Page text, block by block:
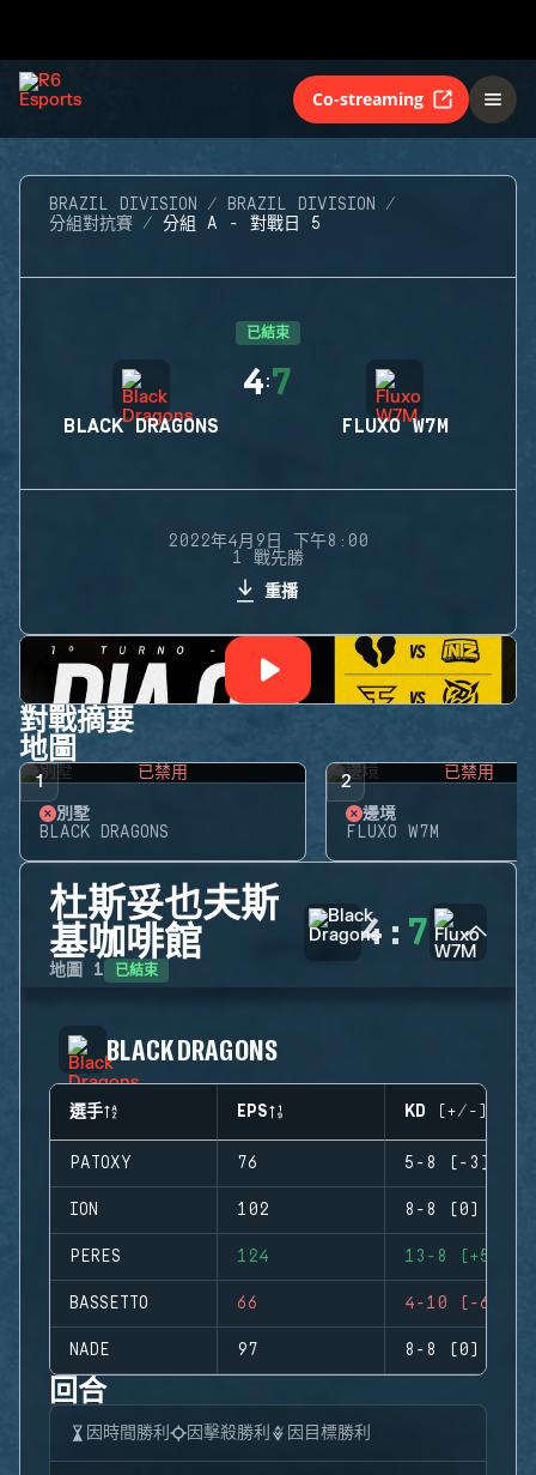
Co-streaming
BRAZIL DIVISION
BRAZIL DIVISION
分組對抗賽
分組 A - 對戰日 5
已結束
BLACK DRAGONS
4:7
FLUXO W7M
2022年4月9日 下午8:00
1 戰先勝
重播
對戰摘要
地圖
1 已禁用
別墅
BLACK DRAGONS
2 已禁用
邊境
FLUXO W7M
杜斯妥也夫斯
基咖啡館
地圖 1 已結束
4 : 7
BLACK DRAGONS
選手 EPS KD (+/-)
PATOXY 76 5-8 (-3)
ION 102 8-8 (0)
PERES 124 13-8 (+5)
BASSETTO 66 4-10 (-6)
NADE 97 8-8 (0)
回合
因時間勝利 因擊殺勝利 因目標勝利